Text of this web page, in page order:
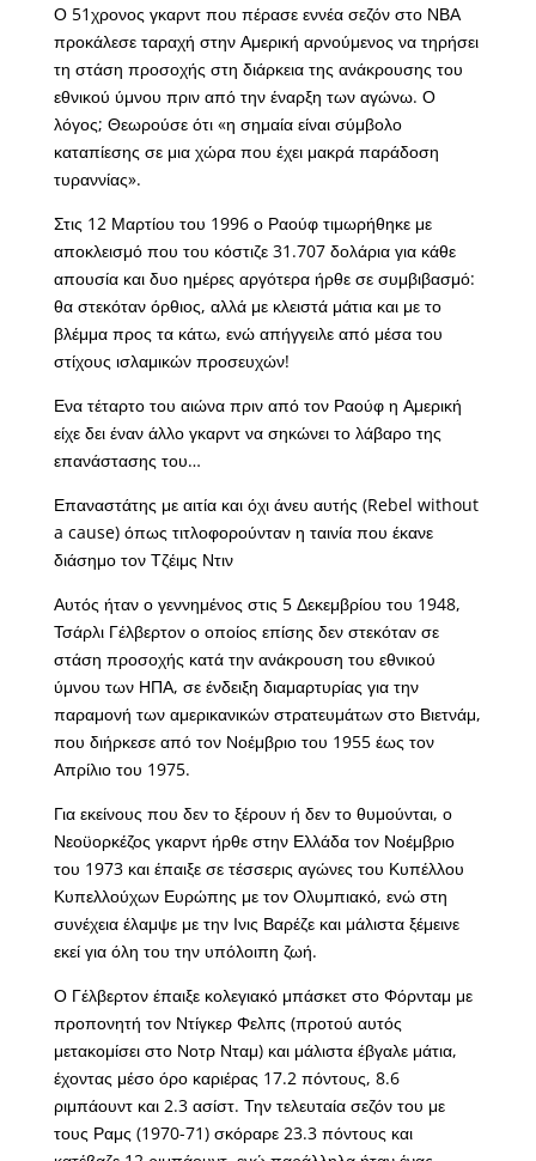
Ο 51χρονος γκαρντ που πέρασε εννέα σεζόν στο ΝΒΑ
προκάλεσε ταραχή στην Αμερική αρνούμενος να τηρήσει
τη στάση προσοχής στη διάρκεια της ανάκρουσης του
εθνικού ύμνου πριν από την έναρξη των αγώνω. Ο
λόγος; Θεωρούσε ότι «η σημαία είναι σύμβολο
καταπίεσης σε μια χώρα που έχει μακρά παράδοση
τυραννίας».
Στις 12 Μαρτίου του 1996 ο Ραούφ τιμωρήθηκε με
αποκλεισμό που του κόστιζε 31.707 δολάρια για κάθε
απουσία και δυο ημέρες αργότερα ήρθε σε συμβιβασμό:
θα στεκόταν όρθιος, αλλά με κλειστά μάτια και με το
βλέμμα προς τα κάτω, ενώ απήγγειλε από μέσα του
στίχους ισλαμικών προσευχών!
Ενα τέταρτο του αιώνα πριν από τον Ραούφ η Αμερική
είχε δει έναν άλλο γκαρντ να σηκώνει το λάβαρο της
επανάστασης του…
Επαναστάτης με αιτία και όχι άνευ αυτής (Rebel without
a cause) όπως τιτλοφορούνταν η ταινία που έκανε
διάσημο τον Τζέιμς Ντιν
Αυτός ήταν ο γεννημένος στις 5 Δεκεμβρίου του 1948,
Τσάρλι Γέλβερτον ο οποίος επίσης δεν στεκόταν σε
στάση προσοχής κατά την ανάκρουση του εθνικού
ύμνου των ΗΠΑ, σε ένδειξη διαμαρτυρίας για την
παραμονή των αμερικανικών στρατευμάτων στο Βιετνάμ,
που διήρκεσε από τον Νοέμβριο του 1955 έως τον
Απρίλιο του 1975.
Για εκείνους που δεν το ξέρουν ή δεν το θυμούνται, ο
Νεοϋορκέζος γκαρντ ήρθε στην Ελλάδα τον Νοέμβριο
του 1973 και έπαιξε σε τέσσερις αγώνες του Κυπέλλου
Κυπελλούχων Ευρώπης με τον Ολυμπιακό, ενώ στη
συνέχεια έλαμψε με την Ινις Βαρέζε και μάλιστα ξέμεινε
εκεί για όλη του την υπόλοιπη ζωή.
Ο Γέλβερτον έπαιξε κολεγιακό μπάσκετ στο Φόρνταμ με
προπονητή τον Ντίγκερ Φελπς (προτού αυτός
μετακομίσει στο Νοτρ Νταμ) και μάλιστα έβγαλε μάτια,
έχοντας μέσο όρο καριέρας 17.2 πόντους, 8.6
ριμπάουντ και 2.3 ασίστ. Την τελευταία σεζόν του με
τους Ραμς (1970-71) σκόραρε 23.3 πόντους και